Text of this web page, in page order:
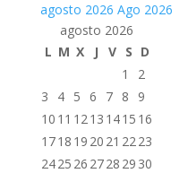
agosto 2026 Ago 2026
agosto 2026
L M X J V S D
1
2
3
4 5 6 7 8
9
10 11 1213 1415 16
1718 19 20 21 2223
2425 26 2728 29 30